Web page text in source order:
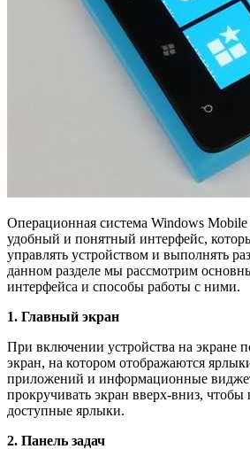
Операционная система Windows Mobile
удобный и понятный интерфейс,
управлять устройством и выполнять
данном разделе мы рассмотрим
интерфейса и способы работы с ними.
1. Главный экран
При включении устройства на экране
экран, на котором отображаются
приложений и информационные
прокручивать экран вверх-вниз, чтобы
доступные ярлыки.
2. Панель задач